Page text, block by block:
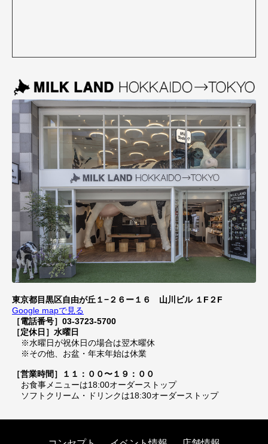
東京都目黒区自由が丘１−２６ー１６ 山川ビル １F２F
Google mapで見る
［電話番号］03-3723-5700
［定休日］水曜日
※水曜日が祝休日の場合は翌木曜休
※その他、お盆・年末年始は休業
［営業時間］１１：００〜１９：００
お食事メニューは18:00オーダーストップ
ソフトクリーム・ドリンクは18:30オーダーストップ